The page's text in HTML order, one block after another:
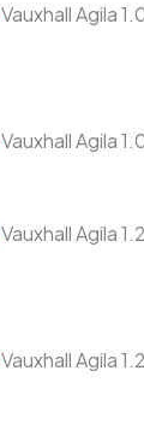
Vauxhall Agila
Vauxhall Agila
Vauxhall Agila
Vauxhall Agila